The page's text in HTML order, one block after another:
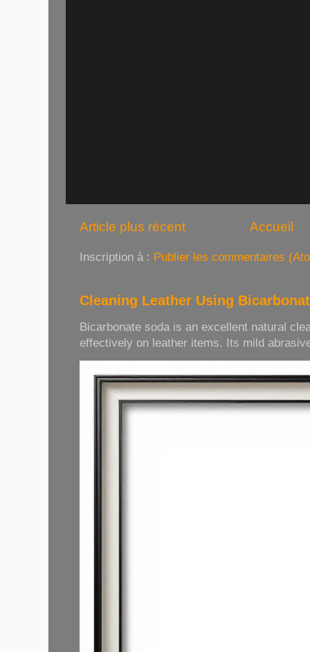
Article plus récent Accueil
Inscription à : Publier les commentaires
Cleaning Leather Using
Bicarbonate soda is an excellent natural
effectively on leather items. Its mild